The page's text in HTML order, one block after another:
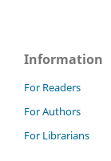
Information
For Readers
For Authors
For Librarians